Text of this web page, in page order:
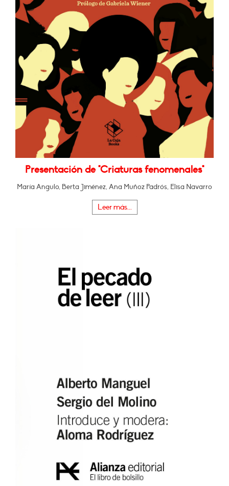
Presentación de "Criaturas fenomenales"
María Angulo, Berta Jiménez, Ana Muñoz Padrós, Elisa Navarro
Leer más...